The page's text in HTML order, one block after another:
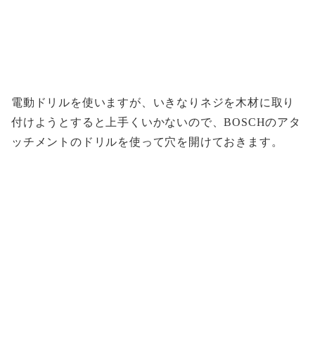
電動ドリルを使いますが、いきなりネジを木材に取り
付けようとすると上手くいかないので、BOSCHのアタ
ッチメントのドリルを使って穴を開けておきます。